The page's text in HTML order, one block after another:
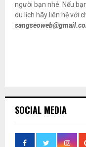
người bạn nhé. Nếu
du lịch hãy liên hệ với
SOCIAL MEDIA